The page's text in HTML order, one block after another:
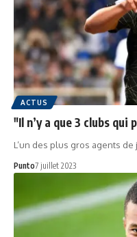
ACTUS
"Il n’y a que 3 clubs qui
L’un des plus gros agents
Punto7 juillet 2023